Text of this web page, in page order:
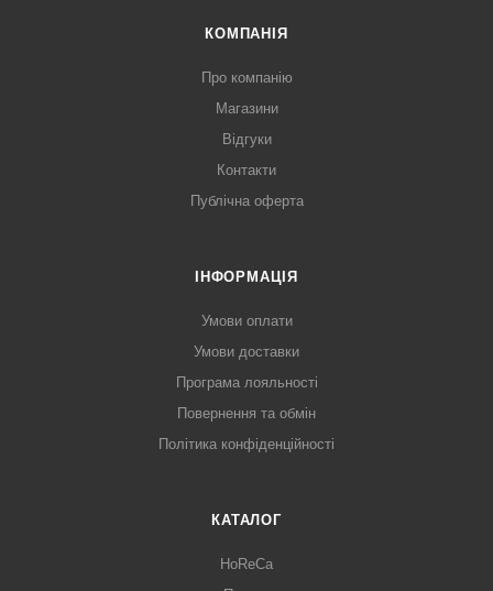
КОМПАНІЯ
Про компанію
Магазини
Відгуки
Контакти
Публічна оферта
ІНФОРМАЦІЯ
Умови оплати
Умови доставки
Програма лояльності
Повернення та обмін
Політика конфіденційності
КАТАЛОГ
HoReCa